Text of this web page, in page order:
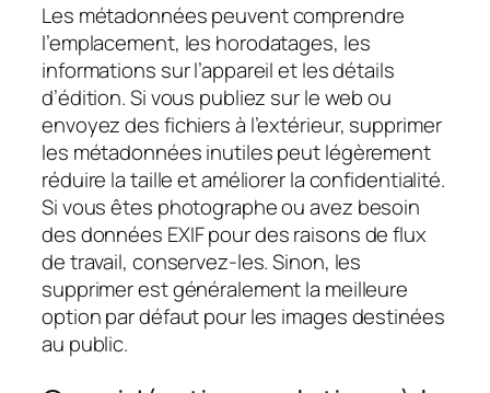
Les métadonnées peuvent comprendre
l’emplacement, les horodatages, les
informations sur l’appareil et les détails
d’édition. Si vous publiez sur le web ou
envoyez des fichiers à l’extérieur, supprimer
les métadonnées inutiles peut légèrement
réduire la taille et améliorer la confidentialité.
Si vous êtes photographe ou avez besoin
des données EXIF pour des raisons de flux
de travail, conservez-les. Sinon, les
supprimer est généralement la meilleure
option par défaut pour les images destinées
au public.